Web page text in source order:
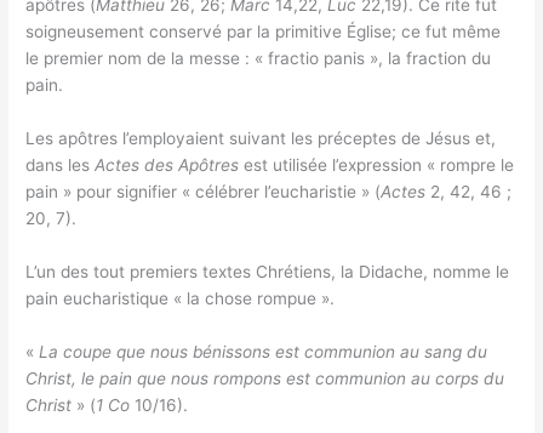
apôtres (Matthieu 26, 26; Marc 14,22, Luc 22,19). Ce rite fut
soigneusement conservé par la primitive Église; ce fut même
le premier nom de la messe : « fractio panis », la fraction du
pain.
Les apôtres l’employaient suivant les préceptes de Jésus et,
dans lesActes des Apôtres est utilisée l’expression « rompre le
pain » pour signifier « célébrer l’eucharistie » (Actes 2, 42, 46 ;
20, 7).
L’un des tout premiers textes Chrétiens, la Didache, nomme le
pain eucharistique « la chose rompue ».
« La coupe que nous bénissons est communion au sang du
Christ, le pain que nous rompons est communion au corps du
Christ » (1 Co 10/16).